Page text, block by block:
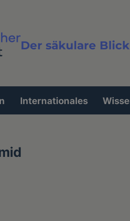
Der säkulare
Volltextsuche
Internationales